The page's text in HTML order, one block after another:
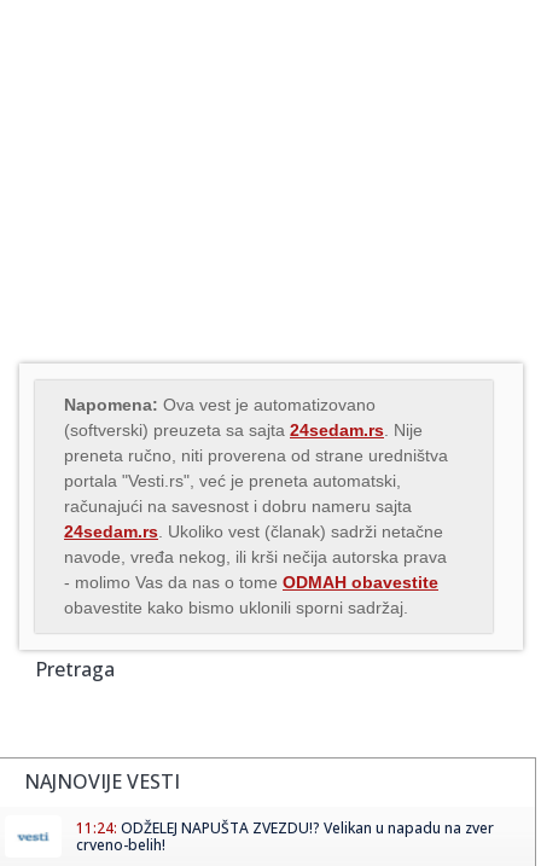
Napomena: Ova vest je automatizovano
(softverski) preuzeta sa sajta 24sedam.rs . Nije
preneta ručno, niti proverena od strane uredništva
portala "Vesti.rs", već je preneta automatski,
računajući na savesnost i dobru nameru sajta
24sedam.rs . Ukoliko vest (članak) sadrži netačne
navode, vređa nekog, ili krši nečija autorska prava
- molimo Vas da nas o tome ODMAH obavestite
obavestite kako bismo uklonili sporni sadržaj.
Pretraga
NAJNOVIJE VESTI
11:24: ODŽELEJ NAPUŠTA ZVEZDU!? Velikan u napadu na zver
crveno-belih!